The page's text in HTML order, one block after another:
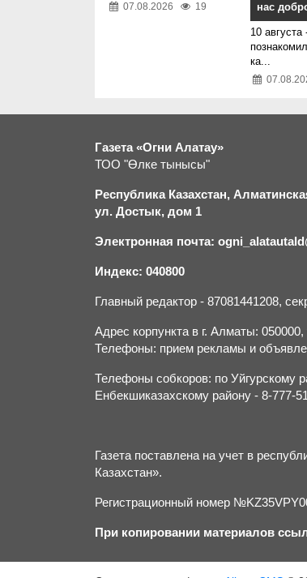
07.08.2026 19
нас
10
ка...
Газета «Огни Алатау»
ТОО "Өлке тынысы"
Республика Казахстан,
ул. Достык, дом 1
Электронная почта:
Индекс: 040800
Главный редактор - 87081441208,
Адрес корпункта в г. Алматы:
Телефоны: прием рекламы и
Телефоны собкоров: по Уйгурскому
Енбекшиказахскому району - 8-777-
Газета поставлена на учет в
Казахстан».
Регистрационный номер
При копировании материалов